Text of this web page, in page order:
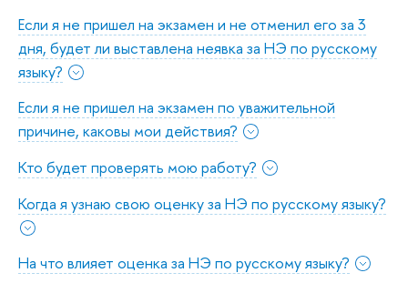
Если я не пришел на экзамен и не отменил его за 3
дня, будет ли выставлена неявка за НЭ по русскому
языку?
Если я не пришел на экзамен по уважительной
причине, каковы мои действия?
Кто будет проверять мою работу?
Когда я узнаю свою оценку за НЭ по русскому языку?
На что влияет оценка за НЭ по русскому языку?